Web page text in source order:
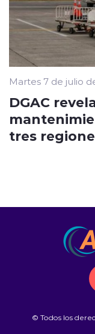
Martes 7 de julio
DGAC
tres
© Todos los